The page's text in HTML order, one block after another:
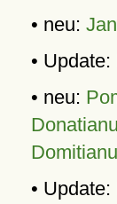
• neu:
• Update:
• neu:
• Update: